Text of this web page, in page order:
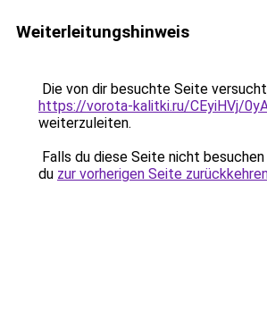
Weiterleitungshinweis
Die von dir besuchte Seite
https://vorota-kalitki.ru/CEyiHVj/
weiterzuleiten.
Falls du diese Seite nicht
du zur vorherigen Seite